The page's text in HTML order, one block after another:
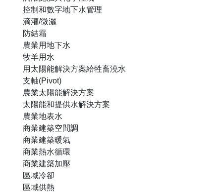
控制和數字地下水管理
滴灌/微灑
防結霜
農業用地下水
牧羊用水
用太陽能解決方案給牲畜澆水
支軸(Pivot)
農業太陽能解決方案
太陽能和提供水解決方案
農業地表水
商業建築空間調
商業建築暖氣
商業熱水循環
商業建築加壓
區域冷卻
區域供熱